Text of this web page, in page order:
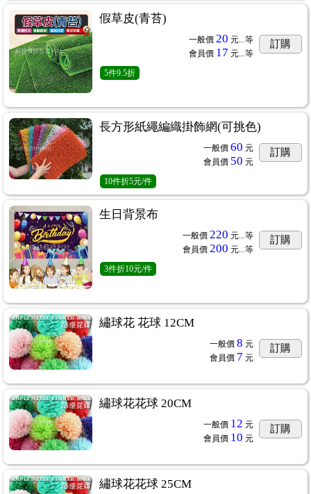
假草皮(青苔)
一般價 20 元... 等
會員價 17 元... 等
訂購
5件9.5折
長方形紙繩編織掛飾網(可挑色)
一般價 60 元
會員價 50 元
訂購
10件折5元/件
生日背景布
一般價 220 元... 等
會員價 200 元... 等
訂購
3件折10元/件
繡球花 花球 12CM
一般價 8 元
會員價 7 元
訂購
繡球花花球 20CM
一般價 12 元
會員價 10 元
訂購
繡球花花球 25CM